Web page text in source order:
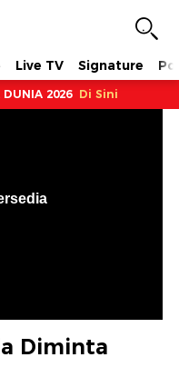
Live TV Signature
2026 Di Sini
Diminta